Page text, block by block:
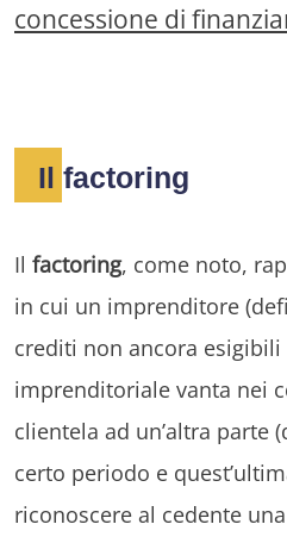
concessione di
Il factoring
Il factoring, come noto,
in cui un imprenditore
crediti non ancora
imprenditoriale vanta nei
clientela ad un’altra parte
certo periodo e
riconoscere al cedente